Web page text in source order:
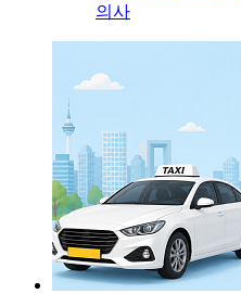
의사